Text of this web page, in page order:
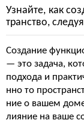
Узнайте, как
транство,
Создание
— это задача,
подхода и
нно то
ние о вашем
лияние на ваше